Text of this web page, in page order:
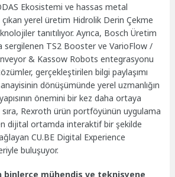
Ekosistemi ve hassas metal
yerel üretim Hidrolik Derin Çekme
tanıtılıyor. Ayrıca, Bosch Üretim
sergilenen TS2 Booster ve VarioFlow /
& Kassow Robots entegrasyonu
gerçekleştirilen bilgi paylaşımı
dönüşümünde yerel uzmanlığın
önemini bir kez daha ortaya
sıra, Rexroth ürün portföyünün uygulama
dijital ortamda interaktif bir şekilde
CU.BE Digital Experience
buluşuyor.
binlerce mühendis ve teknisyene